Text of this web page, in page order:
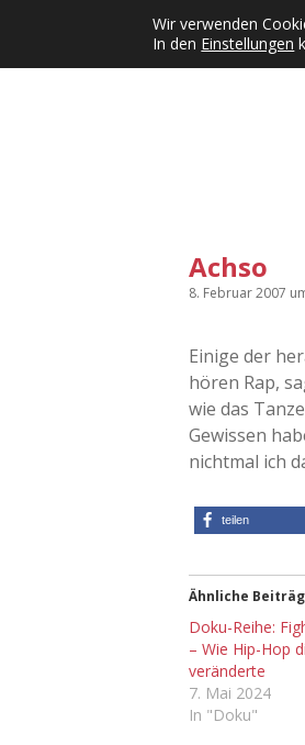
Kategorien
Achso
8. Februar 2007
Einige der
hören Rap,
wie das
Gewissen
nichtmal ich
teilen
Ähnliche
Doku-Reihe:
– Wie Hip-Hop
veränderte
7. Mai 2024
In "Doku"
Wir verwenden
In den Einstellungen